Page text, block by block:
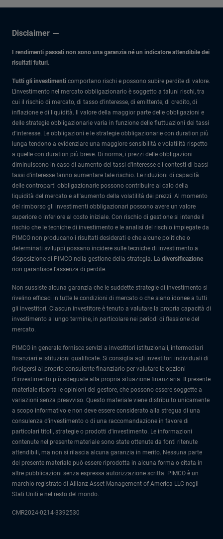
Disclaimer
I rendimenti passati non sono una garanzia né un indicatore attendibile dei
risultati futuri.
Tutti gli investimenti comportano rischi e possono subire perdite di valore.
L'investimento nel mercato obbligazionario è soggetto a taluni rischi, tra
cui il rischio di mercato, di tasso d'interesse, di emittente, di credito, di
inflazione e di liquidità. Il valore della maggior parte delle obbligazioni e
delle strategie obbligazionarie varia in funzione delle fluttuazioni dei tassi
d'interesse. Le obbligazioni e le strategie obbligazionarie con duration più
lunga tendono a evidenziare una maggiore sensibilità e volatilità rispetto
a quelle con duration più breve. Di norma, i prezzi delle obbligazioni
diminuiscono in caso di aumento dei tassi d'interesse e i contesti di bassi
tassi d'interesse fanno aumentare tale rischio. Le riduzioni di capacità
delle controparti obbligazionarie possono contribuire al calo della
liquidità del mercato e all'aumento della volatilità dei prezzi. Al momento
del rimborso gli investimenti obbligazionari possono avere un valore
superiore o inferiore al costo iniziale. Con rischio di gestione si intende il
rischio che le tecniche di investimento e le analisi del rischio impiegate da
PIMCO non producano i risultati desiderati e che alcune politiche o
determinati sviluppi possano incidere sulle tecniche di investimento a
disposizione di PIMCO nella gestione della strategia. La diversificazione
non garantisce l'assenza di perdite.
Non sussiste alcuna garanzia che le suddette strategie di investimento si
rivelino efficaci in tutte le condizioni di mercato o che siano idonee a tutti
gli investitori. Ciascun investitore è tenuto a valutare la propria capacità di
investimento a lungo termine, in particolare nei periodi di flessione del
mercato.
PIMCO in generale fornisce servizi a investitori istituzionali, intermediari
finanziari e istituzioni qualificate. Si consiglia agli investitori individuali di
rivolgersi al proprio consulente finanziario per valutare le opzioni
d'investimento più adeguate alla propria situazione finanziaria. Il presente
materiale riporta le opinioni del gestore, che possono essere soggette a
variazioni senza preavviso. Questo materiale viene distribuito unicamente
a scopo informativo e non deve essere considerato alla stregua di una
consulenza d'investimento o di una raccomandazione in favore di
particolari titoli, strategie o prodotti d'investimento. Le informazioni
contenute nel presente materiale sono state ottenute da fonti ritenute
attendibili, ma non si rilascia alcuna garanzia in merito. Nessuna parte
del presente materiale può essere riprodotta in alcuna forma o citata in
altre pubblicazioni senza espressa autorizzazione scritta. PIMCO è un
marchio registrato di Allianz Asset Management of America LLC negli
Stati Uniti e nel resto del mondo.
CMR2024-0214-3392530